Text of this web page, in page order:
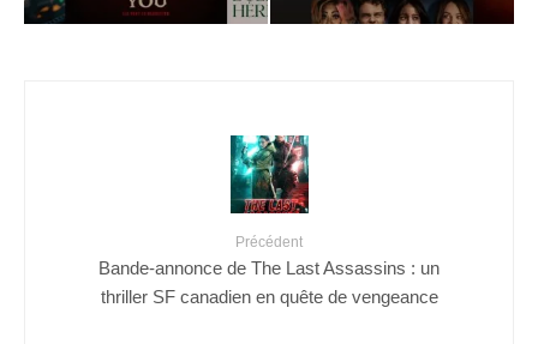
Précédent
Bande-annonce de The Last Assassins : un
thriller SF canadien en quête de vengeance